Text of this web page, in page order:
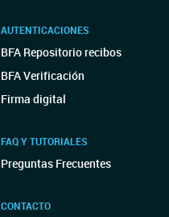
AUTENTICACIONES
BFA Repositorio recibos
BFA Verificación
Firma digital
FAQ Y TUTORIALES
Preguntas Frecuentes
CONTACTO